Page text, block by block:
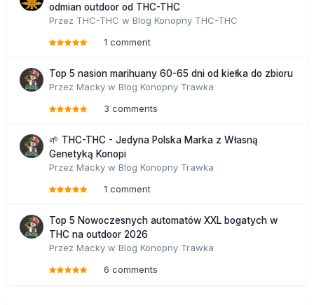
odmian outdoor od THC-THC
Przez THC-THC w Blog Konopny THC-THC
1 comment
Top 5 nasion marihuany 60-65 dni od kiełka do zbioru
Przez Macky w Blog Konopny Trawka
3 comments
🌱 THC-THC - Jedyna Polska Marka z Własną
Genetyką Konopi
Przez Macky w Blog Konopny Trawka
1 comment
Top 5 Nowoczesnych automatów XXL bogatych w
THC na outdoor 2026
Przez Macky w Blog Konopny Trawka
6 comments